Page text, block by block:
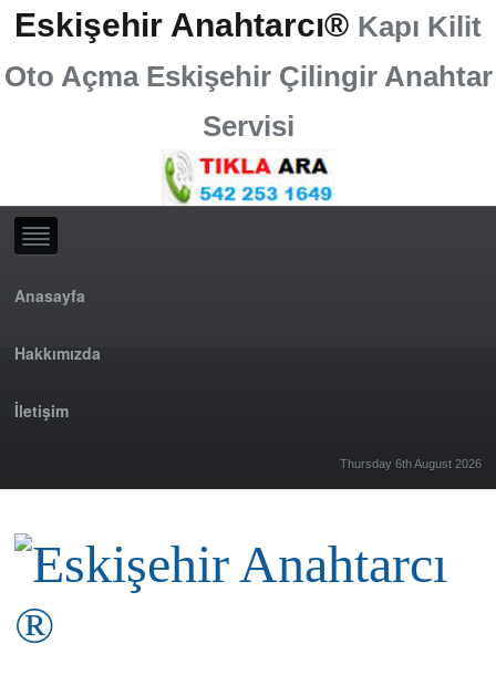
Eskişehir Anahtarcı® Kapı Kilit
Oto Açma Eskişehir Çilingir Anahtar
Servisi
Anasayfa
Hakkımızda
İletişim
Thursday 6th August 2026